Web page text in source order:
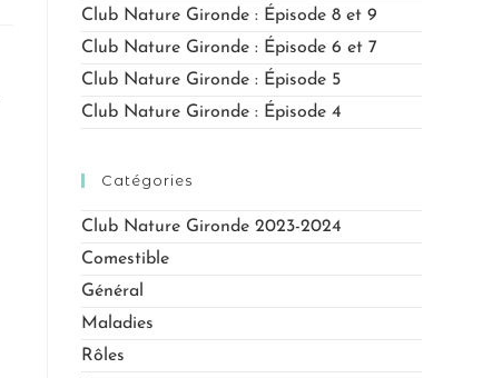
Club Nature Gironde : Épisode 8 et 9
Club Nature Gironde : Épisode 6 et 7
Club Nature Gironde : Épisode 5
Club Nature Gironde : Épisode 4
Catégories
Club Nature Gironde 2023-2024
Comestible
Général
Maladies
Rôles